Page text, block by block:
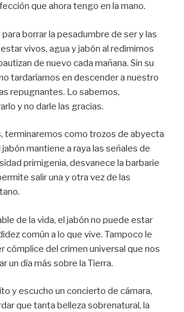
que ahora tengo en la mano.
borrar la pesadumbre de ser y las
vivos, agua y jabón al redimirnos
de nuevo cada mañana. Sin su
tardaríamos en descender a nuestro
repugnantes. Lo sabemos,
y no darle las gracias.
terminaremos como trozos de abyecta
mantiene a raya las señales de
primigenia, desvanece la barbarie
salir una y otra vez de las
de la vida, el jabón no puede estar
común a lo que vive. Tampoco le
cómplice del crimen universal que nos
un día más sobre la Tierra.
y escucho un concierto de cámara,
que tanta belleza sobrenatural, la